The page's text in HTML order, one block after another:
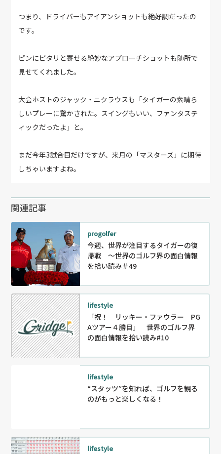
つまり、ドライバーもアイアンショットも絶好調だったの
です。
ピンにピタリと寄せる絶妙なアプローチショットも随所で
見せてくれました。
大会ホストのジャック・ニクラウスも「タイガーの素晴ら
しいプレーに驚かされた。スイングもいい、ファンタステ
ィックだったよ」と。
まだ今年3試合目だけですが、来月の「マスターズ」に期待
しちゃいますよね。
関連記事
progolfer
今週、世界が注目するタイガーの復
帰戦 ～世界のゴルフ界の面白情報
を拾い読み＃49
lifestyle
「祝！ リッキー・ファウラー PG
Aツアー４勝目」 世界のゴルフ界
の面白情報を拾い読み#10
lifestyle
“スタッツ”を知れば、ゴルフを観る
のがもっと楽しくなる！
lifestyle